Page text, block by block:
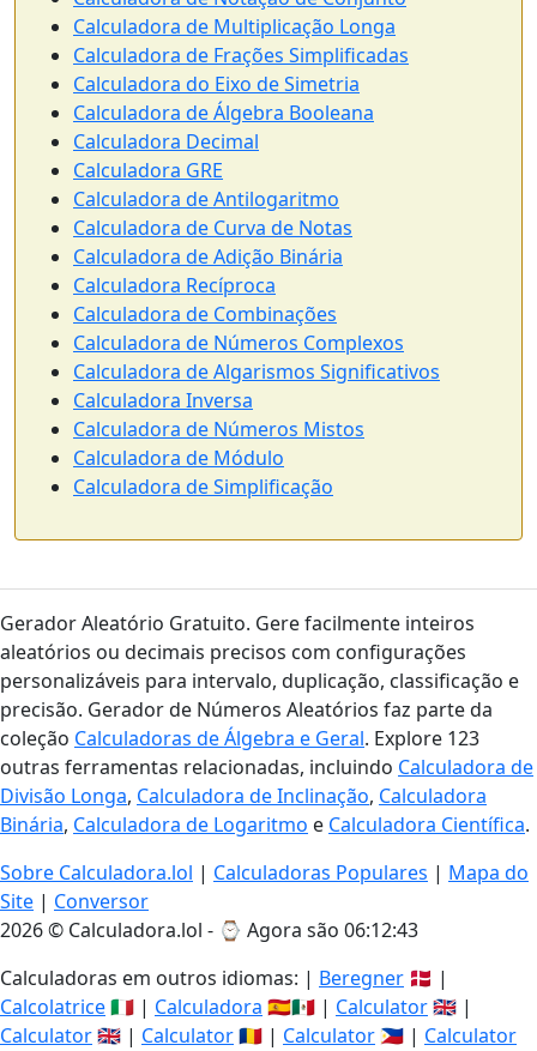
Calculadora de Multiplicação Longa
Calculadora de Frações Simplificadas
Calculadora do Eixo de Simetria
Calculadora de Álgebra Booleana
Calculadora Decimal
Calculadora GRE
Calculadora de Antilogaritmo
Calculadora de Curva de Notas
Calculadora de Adição Binária
Calculadora Recíproca
Calculadora de Combinações
Calculadora de Números Complexos
Calculadora de Algarismos Significativos
Calculadora Inversa
Calculadora de Números Mistos
Calculadora de Módulo
Calculadora de Simplificação
Gerador Aleatório Gratuito. Gere facilmente inteiros
aleatórios ou decimais precisos com configurações
personalizáveis para intervalo, duplicação, classificação e
precisão. Gerador de Números Aleatórios faz parte da
coleção Calculadoras de Álgebra e Geral. Explore 123
outras ferramentas relacionadas, incluindo Calculadora de
Divisão Longa, Calculadora de Inclinação, Calculadora
Binária, Calculadora de Logaritmo e Calculadora Científica.
Sobre Calculadora.lol | Calculadoras Populares | Mapa do
Site | Conversor
2026 © Calculadora.lol - ⌚ Agora são 06:12:44
Calculadoras em outros idiomas: | Beregner 🇩🇰 |
Calcolatrice🇮🇹 | Calculadora 🇪🇸🇲🇽 | Calculator🇬🇧 |
Calculator🇬🇧 | Calculator🇷🇴 | Calculator 🇵🇭 | Calculator